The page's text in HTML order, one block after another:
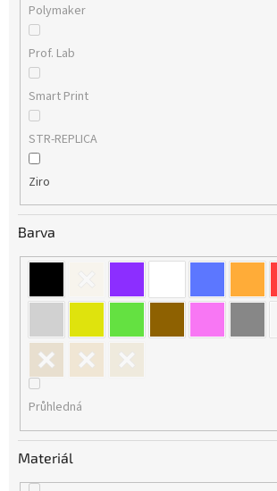
Polymaker
Prof. Lab
Smart Print
STR-REPLICA
Ziro
Barva
Průhledná
Materiál